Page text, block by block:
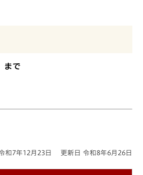
まで
和7年12月23日 更新日 令和8年6月26日